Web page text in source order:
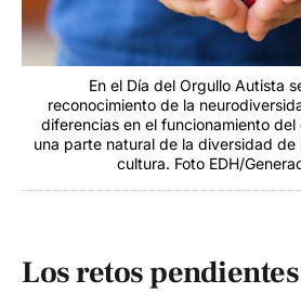
En el Día del Orgullo Autista
reconocimiento de la
diferencias en el funcionamiento del
una parte natural de la diversidad de
cultura. Foto EDH/
Los retos pendientes